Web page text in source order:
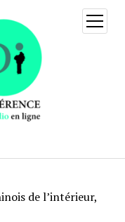
ouvrir
menu
de l’intérieur,